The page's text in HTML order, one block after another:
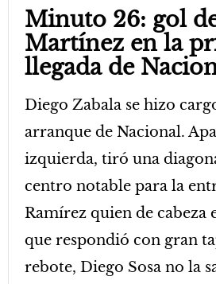
Minuto 26: gol
Martínez en la
llegada de
Diego Zabala se hizo
arranque de Nacional.
izquierda, tiró una
centro notable para la
Ramírez quien de cabeza
que respondió con gran
rebote, Diego Sosa no la